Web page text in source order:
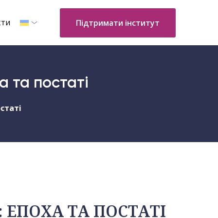
Підтримати інститут
та постаті
ЕПОХА ТА ПОСТАТІ​